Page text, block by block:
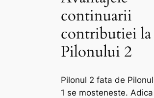
continuarii
contributiei la
Pilonului 2
Pilonul 2 fata de Pilonul
1 se mosteneste. Adica